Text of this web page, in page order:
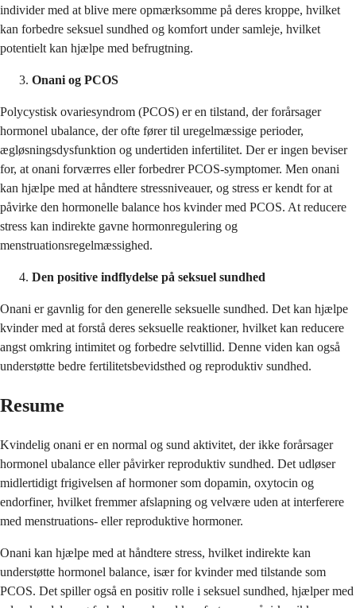
individer med at blive mere opmærksomme på deres kroppe, hvilket
kan forbedre seksuel sundhed og komfort under samleje, hvilket
potentielt kan hjælpe med befrugtning.
Onani og PCOS
Polycystisk ovariesyndrom (PCOS) er en tilstand, der forårsager
hormonel ubalance, der ofte fører til uregelmæssige perioder,
ægløsningsdysfunktion og undertiden infertilitet. Der er ingen beviser
for, at onani forværres eller forbedrer PCOS-symptomer. Men onani
kan hjælpe med at håndtere stressniveauer, og stress er kendt for at
påvirke den hormonelle balance hos kvinder med PCOS. At reducere
stress kan indirekte gavne hormonregulering og
menstruationsregelmæssighed.
Den positive indflydelse på seksuel sundhed
Onani er gavnlig for den generelle seksuelle sundhed. Det kan hjælpe
kvinder med at forstå deres seksuelle reaktioner, hvilket kan reducere
angst omkring intimitet og forbedre selvtillid. Denne viden kan også
understøtte bedre fertilitetsbevidsthed og reproduktiv sundhed.
Resume
Kvindelig onani er en normal og sund aktivitet, der ikke forårsager
hormonel ubalance eller påvirker reproduktiv sundhed. Det udløser
midlertidigt frigivelsen af hormoner som dopamin, oxytocin og
endorfiner, hvilket fremmer afslapning og velvære uden at interferere
med menstruations- eller reproduktive hormoner.
Onani kan hjælpe med at håndtere stress, hvilket indirekte kan
understøtte hormonel balance, især for kvinder med tilstande som
PCOS. Det spiller også en positiv rolle i seksuel sundhed, hjælper med